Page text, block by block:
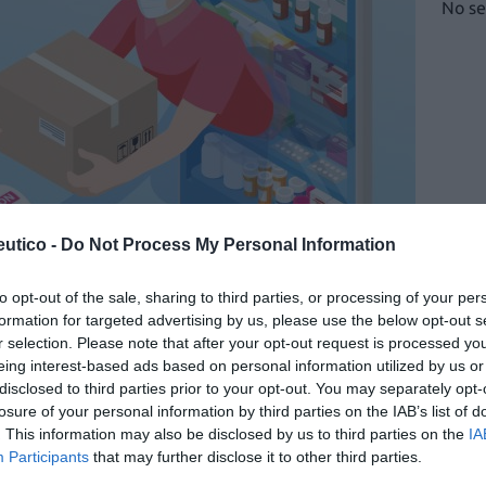
- Do Not Process My Personal Information
opt-out of the sale, sharing to third parties, or processing of your
for targeted advertising by us, please use the below opt-out
selection. Please note that after your opt-out request is processed
interest-based ads based on personal information utilized by us
to third parties prior to your opt-out. You may separately
of your personal information by third parties on the IAB’s list of
This information may also be disclosed by us to third parties on the
Participants that may further disclose it to other third parties.
de uso
y trazabilidad
a la venta online de medicamentos: qué sí y qué no
No